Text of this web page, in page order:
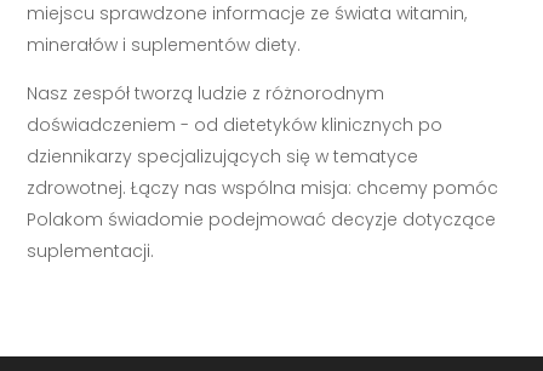
miejscu sprawdzone informacje ze świata witamin,
minerałów i suplementów diety.
Nasz zespół tworzą ludzie z różnorodnym
doświadczeniem - od dietetyków klinicznych po
dziennikarzy specjalizujących się w tematyce
zdrowotnej. Łączy nas wspólna misja: chcemy pomóc
Polakom świadomie podejmować decyzje dotyczące
suplementacji.